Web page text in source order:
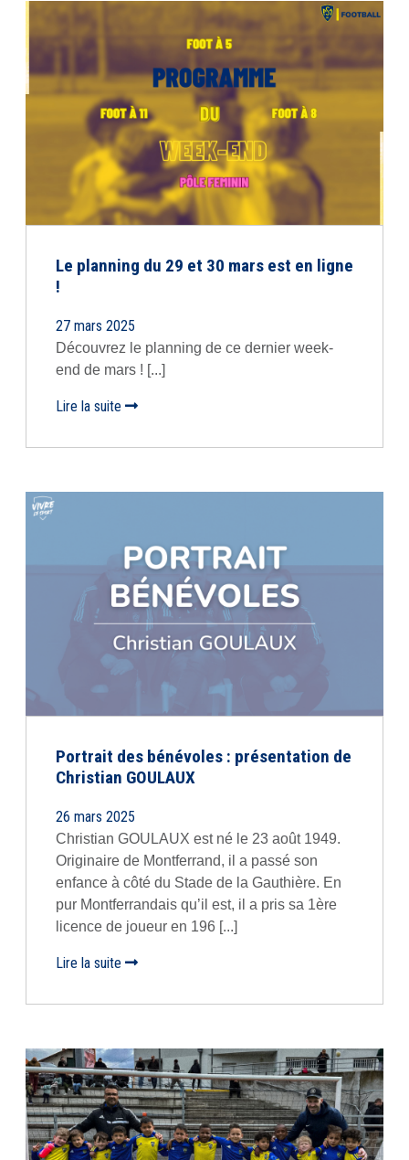
Le planning du 29 et 30 mars est en ligne
!
27 mars 2025
Découvrez le planning de ce dernier week-
end de mars ! [...]
Lire la suite
Portrait des bénévoles : présentation de
Christian GOULAUX
26 mars 2025
Christian GOULAUX est né le 23 août 1949.
Originaire de Montferrand, il a passé son
enfance à côté du Stade de la Gauthière. En
pur Montferrandais qu’il est, il a pris sa 1ère
licence de joueur en 196 [...]
Lire la suite